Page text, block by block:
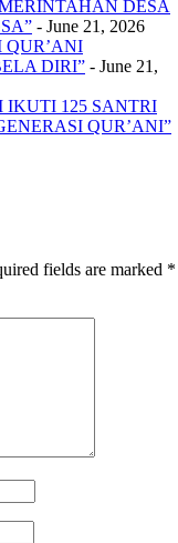
DESA
- June 21, 2026
DIRI” - June 21,
125 SANTRI
QUR’ANI”
fields are marked *